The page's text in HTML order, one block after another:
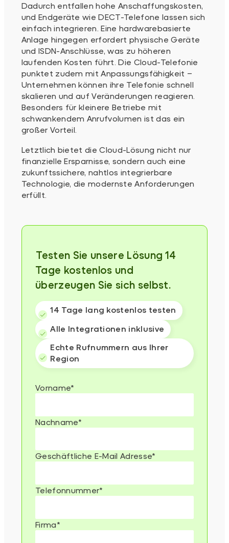
Dadurch entfallen hohe Anschaffungskosten,
und Endgeräte wie DECT-Telefone lassen sich
einfach integrieren. Eine hardwarebasierte
Anlage hingegen erfordert physische Geräte
und ISDN-Anschlüsse, was zu höheren
laufenden Kosten führt. Die Cloud-Telefonie
punktet zudem mit Anpassungsfähigkeit –
Unternehmen können ihre Telefonie schnell
skalieren und auf Veränderungen reagieren.
Besonders für kleinere Betriebe mit
schwankendem Anrufvolumen ist das ein
großer Vorteil.
Letztlich bietet die Cloud-Lösung nicht nur
finanzielle Ersparnisse, sondern auch eine
zukunftssichere, nahtlos integrierbare
Technologie, die modernste Anforderungen
erfüllt.
⁨⁨⁨⁨Testen Sie unsere Lösung 14
Tage kostenlos und
überzeugen Sie sich selbst.
14 Tage lang kostenlos testen
Alle Integrationen inklusive
Echte Rufnummern aus Ihrer
Region
Vorname*
Nachname*
Geschäftliche E-Mail Adresse*
Telefonnummer*
Firma*